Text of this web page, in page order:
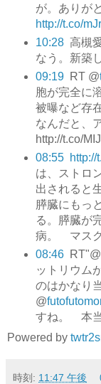
が。ありが
http://t.co/
10:28 高槻
なう。新築
09:19
RT @
胞が完全に
被曝など存
なんだと、
http://t.co/
08:55
http://
は、ストロ
出されると
膵臓にもっ
る。膵臓が
病。 マスク
08:46
RT"@
ットリウム
のはかなり
@
すね。 本
Powered by
時刻: 11:47 午後